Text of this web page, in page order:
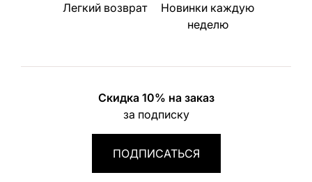
Легкий возврат
Новинки каждую
неделю
Скидка 10% на заказ
за подписку
ПОДПИСАТЬСЯ